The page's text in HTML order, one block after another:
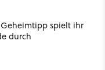
spielt ihr
durch